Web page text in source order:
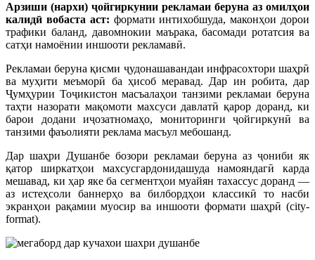
Арзиши (нархи) ҷойгиркунии рекламаи беруна аз омилҳои
калидӣ вобаста аст: формати интихобшуда, маконҳои дорои
трафики баланд, давомнокии маърака, басомади ротатсия ва
сатҳи намоёнии иншооти рекламавӣ.
Рекламаи беруна қисми ҷудонашавандаи инфрасохтори шаҳрӣ
ва муҳити меъморӣ ба ҳисоб меравад. Дар ин робита, дар
Ҷумҳурии Тоҷикистон масъалаҳои танзими рекламаи беруна
таҳти назорати мақомоти махсуси давлатӣ қарор доранд, ки
барои додани иҷозатномаҳо, мониторинги ҷойгиркунӣ ва
танзими фаъолияти реклама масъул мебошанд.
Дар шаҳри Душанбе бозори рекламаи беруна аз ҷониби як
қатор ширкатҳои махсусгардонидашуда намояндагӣ карда
мешавад, ки ҳар яке ба сегментҳои муайян тахассус доранд —
аз истеҳсоли баннерҳо ва билбордҳои классикӣ то насби
экранҳои рақамии муосир ва иншооти формати шаҳрӣ (city-
format).